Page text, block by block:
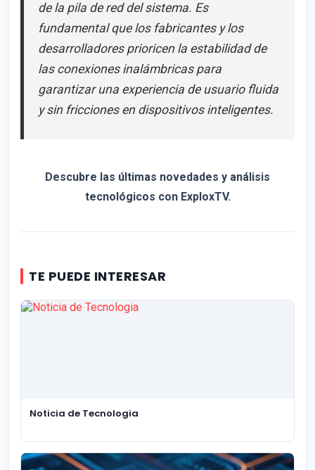
de la pila de red del sistema. Es
fundamental que los fabricantes y los
desarrolladores prioricen la estabilidad de
las conexiones inalámbricas para
garantizar una experiencia de usuario fluida
y sin fricciones en dispositivos inteligentes.
Descubre las últimas novedades y análisis
tecnológicos con ExploxTV.
TE PUEDE INTERESAR
Noticia de Tecnologia